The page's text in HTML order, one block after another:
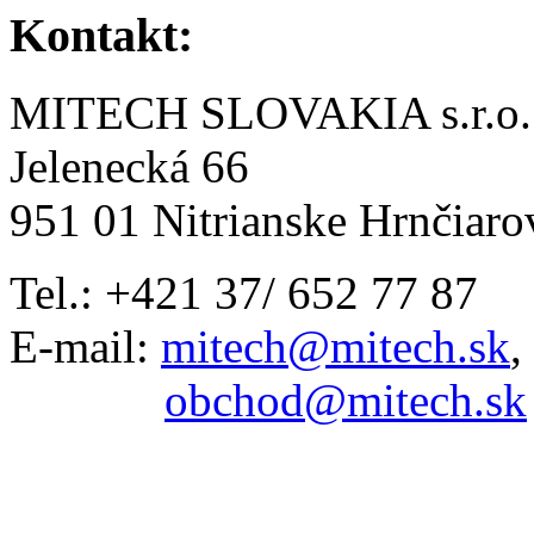
Kontakt:
MITECH SLOVAKIA s.r.o.
Jelenecká 66
951 01 Nitrianske
Tel.: +421 37/ 652 77 87
E-mail: mitech@mitech.sk,
obchod@mitech.sk